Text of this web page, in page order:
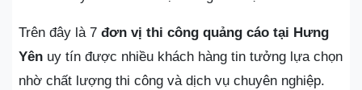
Trên đây là 7 đơn vị thi công quảng cáo tại Hưng
Yên uy tín được nhiều khách hàng tin tưởng lựa chọn
nhờ chất lượng thi công và dịch vụ chuyên nghiệp.